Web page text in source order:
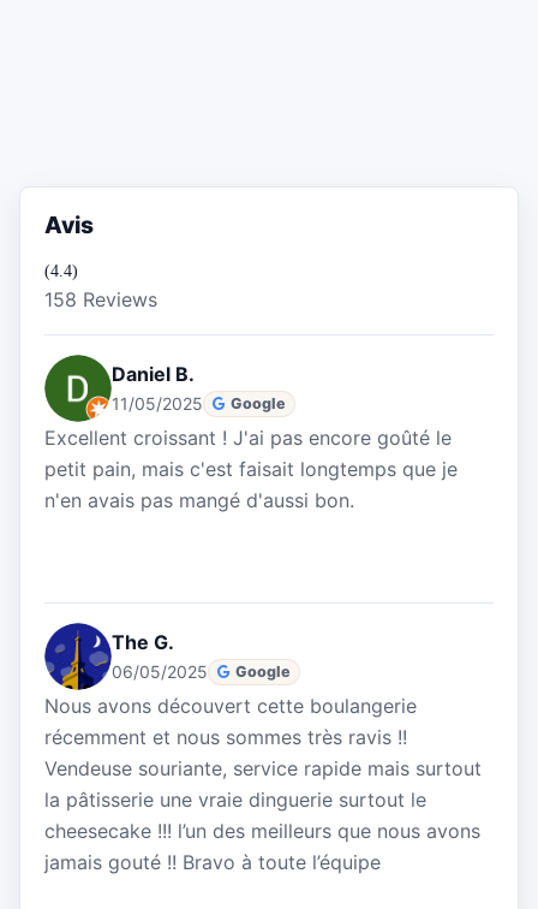
Avis
(4.4)
158 Reviews
Daniel B.
11/05/2025 Google
Excellent croissant ! J'ai pas encore goûté le
petit pain, mais c'est faisait longtemps que je
n'en avais pas mangé d'aussi bon.
The G.
06/05/2025 Google
Nous avons découvert cette boulangerie
récemment et nous sommes très ravis !!
Vendeuse souriante, service rapide mais surtout
la pâtisserie une vraie dinguerie surtout le
cheesecake !!! l’un des meilleurs que nous avons
jamais gouté !! Bravo à toute l’équipe